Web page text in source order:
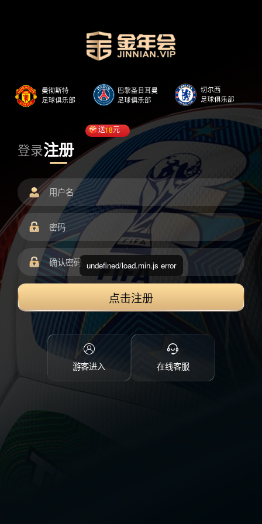
登录注册
送18元
点击注册
游客进入 在线客服
undefined/load.min.js error